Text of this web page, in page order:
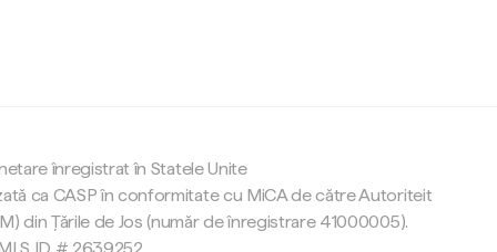
înregistrat în Statele Unite
ca CASP în conformitate cu MiCA de către Autoriteit
din Țările de Jos (număr de înregistrare 41000005).